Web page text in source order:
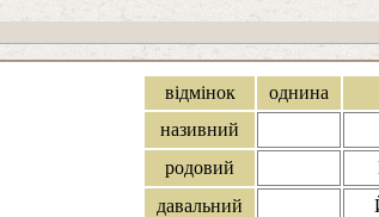
відмінок однина
називний
родовий
давальний